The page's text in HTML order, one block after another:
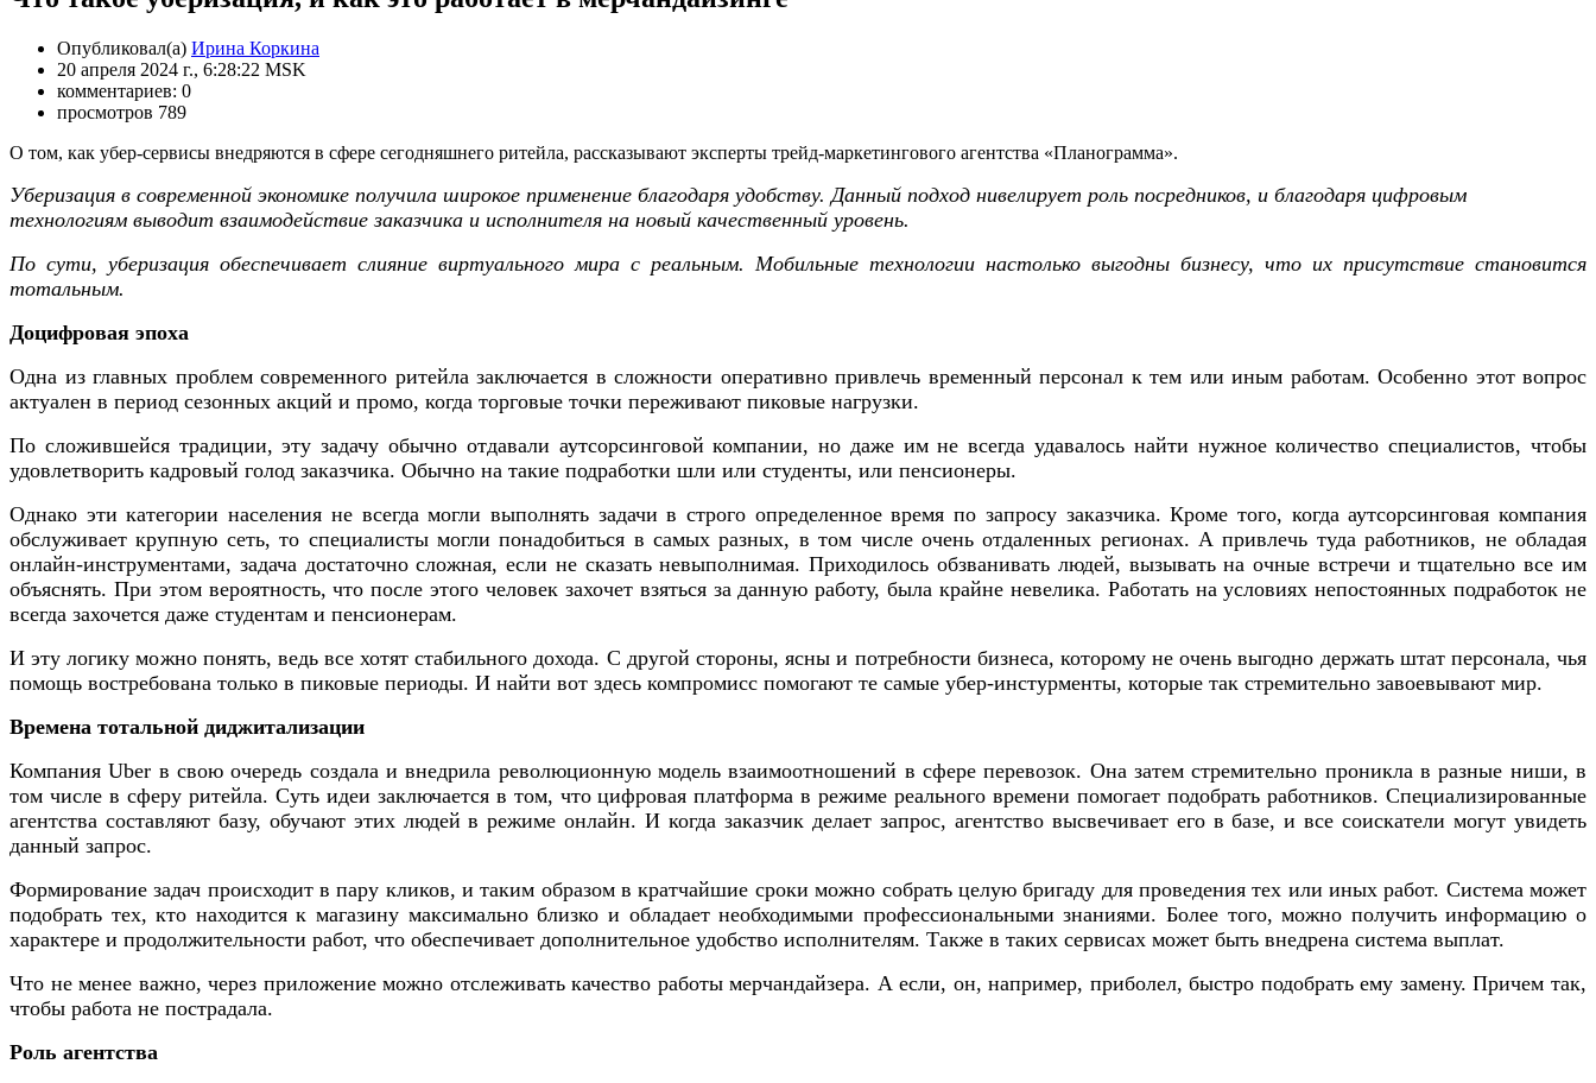
Опубликовал(а) Ирина Коркина
20 апреля 2024 г., 6:28:22 MSK
комментариев: 0
просмотров 789
О том, как убер-сервисы внедряются в сфере сегодняшнего ритейла, рассказывают эксперты трейд-маркетингового агентства «Планограмма».
Уберизация в современной экономике получила широкое применение благодаря удобству. Данный подход нивелирует роль посредников, и благодаря цифровым
технологиям выводит взаимодействие заказчика и исполнителя на новый качественный уровень.
По сути, уберизация обеспечивает слияние виртуального мира с реальным. Мобильные технологии настолько выгодны бизнесу, что их присутствие становится
тотальным.
Доцифровая эпоха
Одна из главных проблем современного ритейла заключается в сложности оперативно привлечь временный персонал к тем или иным работам. Особенно этот вопрос
актуален в период сезонных акций и промо, когда торговые точки переживают пиковые нагрузки.
По сложившейся традиции, эту задачу обычно отдавали аутсорсинговой компании, но даже им не всегда удавалось найти нужное количество специалистов, чтобы
удовлетворить кадровый голод заказчика. Обычно на такие подработки шли или студенты, или пенсионеры.
Однако эти категории населения не всегда могли выполнять задачи в строго определенное время по запросу заказчика. Кроме того, когда аутсорсинговая компания
обслуживает крупную сеть, то специалисты могли понадобиться в самых разных, в том числе очень отдаленных регионах. А привлечь туда работников, не обладая
онлайн-инструментами, задача достаточно сложная, если не сказать невыполнимая. Приходилось обзванивать людей, вызывать на очные встречи и тщательно все им
объяснять. При этом вероятность, что после этого человек захочет взяться за данную работу, была крайне невелика. Работать на условиях непостоянных подработок не
всегда захочется даже студентам и пенсионерам.
И эту логику можно понять, ведь все хотят стабильного дохода. С другой стороны, ясны и потребности бизнеса, которому не очень выгодно держать штат персонала, чья
помощь востребована только в пиковые периоды. И найти вот здесь компромисс помогают те самые убер-инстурменты, которые так стремительно завоевывают мир.
Времена тотальной диджитализации
КомпанияUber в свою очередь создала и внедрила революционную модель взаимоотношений в сфере перевозок. Она затем стремительно проникла в разные ниши, в
том числе в сферу ритейла. Суть идеи заключается в том, что цифровая платформа в режиме реального времени помогает подобрать работников. Специализированные
агентства составляют базу, обучают этих людей в режиме онлайн. И когда заказчик делает запрос, агентство высвечивает его в базе, и все соискатели могут увидеть
данный запрос.
Формирование задач происходит в пару кликов, и таким образом в кратчайшие сроки можно собрать целую бригаду для проведения тех или иных работ. Система может
подобрать тех, кто находится к магазину максимально близко и обладает необходимыми профессиональными знаниями. Более того, можно получить информацию о
характере и продолжительности работ, что обеспечивает дополнительное удобство исполнителям. Также в таких сервисах может быть внедрена система выплат.
Что не менее важно, через приложение можно отслеживать качество работы мерчандайзера. А если, он, например, приболел, быстро подобрать ему замену. Причем так,
чтобы работа не пострадала.
Роль агентства